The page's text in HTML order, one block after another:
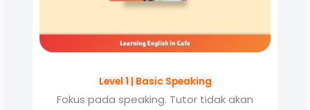
Level 1 | Basic Speaking
Fokus pada speaking. Tutor tidak akan